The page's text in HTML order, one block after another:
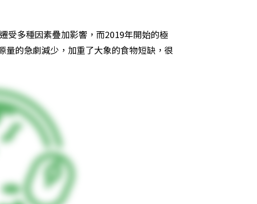
受多種因素疊加影響，而2019年開始的極
量的急劇減少，加重了大象的食物短缺，很